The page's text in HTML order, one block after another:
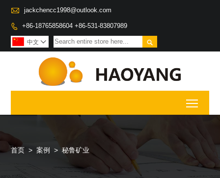
 jackchencc1998@outlook.com
 +86-18765858604 +86-531-83807989

中文 
首页 > 案例 > 秘鲁矿业